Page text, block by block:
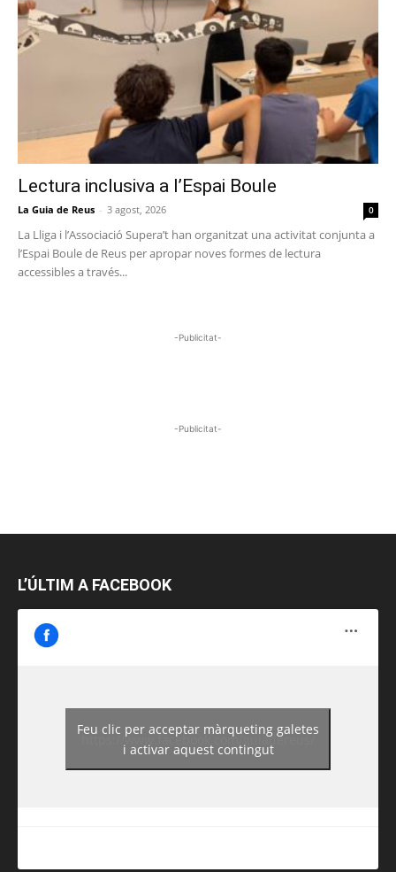
Lectura inclusiva a l’Espai Boule
La Guia de Reus - 3 agost, 2026 0
La Lliga i l’Associació Supera’t han organitzat una activitat conjunta a
l’Espai Boule de Reus per apropar noves formes de lectura
accessibles a través...
-Publicitat-
-Publicitat-
L’ÚLTIM A FACEBOOK
https://www.facebook.com/guiadereus/
Feu clic per acceptar màrqueting galetes
i activar aquest contingut